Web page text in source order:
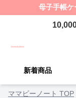
母子手帳ケ
新着商品
ママビーノート TOP